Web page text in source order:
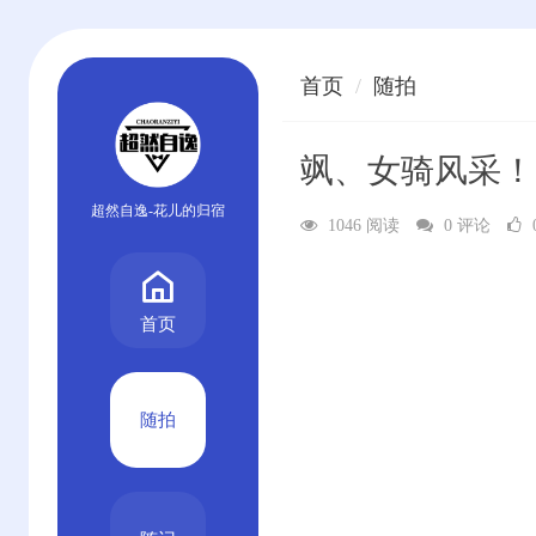
超然自逸-花儿的归宿
首页
随拍
首页 随拍
飒、女骑风采！
1046 阅读 0 评论